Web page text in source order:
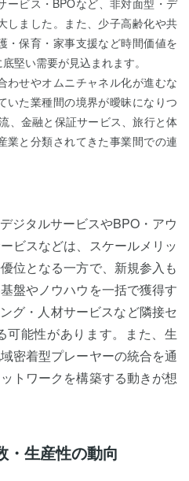
しました。また、少子高齢化や共
・保育・家事支援など時間価値を
堅い需要が見込まれます。
わせやオムニチャネル化が進むな
いた業種間の境界が曖昧になりつ
、金融と保証サービス、旅行と体
業と分類されてきた事業間での連
ジタルサービスやBPO・アウ
ビスなどは、スケールメリッ
位となる一方で、新規参入も
盤やノウハウを一括で獲得す
グ・人材サービスなど隣接セ
可能性があります。また、生
密着型プレーヤーの統合を通
トワークを構築する動きが想
・生産性の動向